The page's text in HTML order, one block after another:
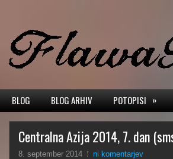
BLOG BLOG ARHIV POTOPISI »
Centralna Azija 2014, 7. dan
8. september 2014 ni komentarjev